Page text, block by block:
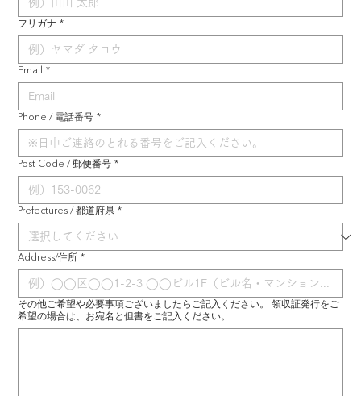
フリガナ *
Email *
Phone / 電話番号 *
Post Code / 郵便番号 *
Prefectures / 都道府県 *
Address/住所 *
その他ご希望や必要事項ございましたらご記入ください。 領収証発行をご
希望の場合は、お宛名と但書をご記入ください。